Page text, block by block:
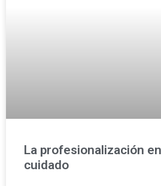
La profesionalización
cuidado